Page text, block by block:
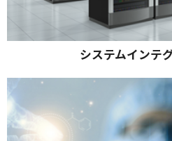
システムインテ